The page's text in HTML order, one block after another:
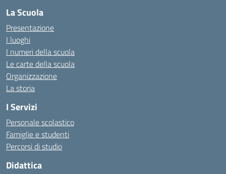
La Scuola
Presentazione
I luoghi
I numeri della scuola
Le carte della scuola
Organizzazione
La storia
I Servizi
Personale scolastico
Famiglie e studenti
Percorsi di studio
Didattica